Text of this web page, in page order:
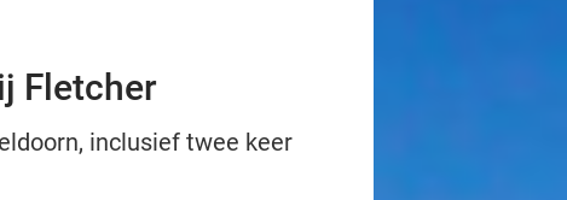
Fletcher
inclusief twee keer